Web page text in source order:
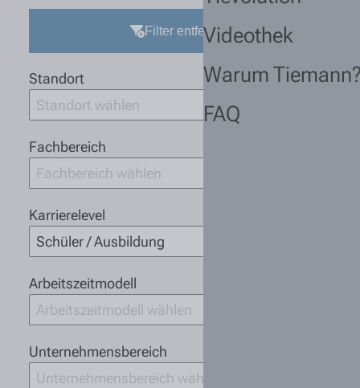
Videothek
Warum
FAQ
Filter entfernen
Standort
Standort wählen
Fachbereich
Fachbereich wählen
Karrierelevel
Schüler / Ausbildung
Arbeitszeitmodell
Arbeitszeitmodell wählen
Unternehmensbereich
Unternehmensbereich wählen